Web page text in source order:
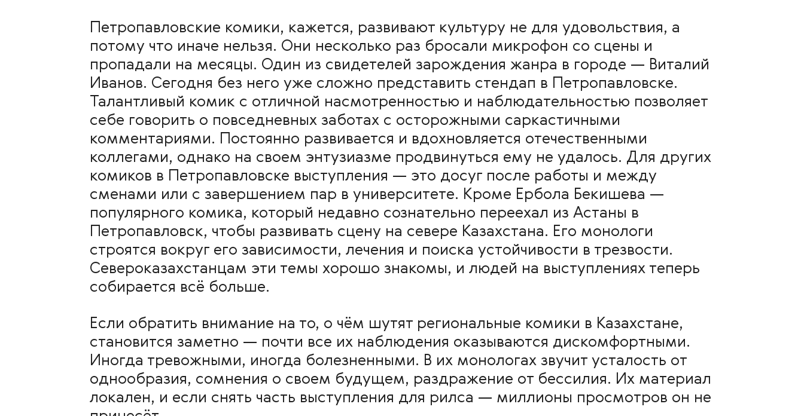
Петропавловские комики, кажется, развивают культуру не для удовольствия, а
потому что иначе нельзя. Они несколько раз бросали микрофон со сцены и
пропадали на месяцы. Один из свидетелей зарождения жанра в городе — Виталий
Иванов. Сегодня без него уже сложно представить стендап в Петропавловске.
Талантливый комик с отличной насмотренностью и наблюдательностью позволяет
себе говорить о повседневных заботах с осторожными саркастичными
комментариями. Постоянно развивается и вдохновляется отечественными
коллегами, однако на своем энтузиазме продвинуться ему не удалось. Для других
комиков в Петропавловске выступления — это досуг после работы и между
сменами или с завершением пар в университете. Кроме Ербола Бекишева —
популярного комика, который недавно сознательно переехал из Астаны в
Петропавловск, чтобы развивать сцену на севере Казахстана. Его монологи
строятся вокруг его зависимости, лечения и поиска устойчивости в трезвости.
Североказахстанцам эти темы хорошо знакомы, и людей на выступлениях теперь
собирается всё больше.
Если обратить внимание на то, о чём шутят региональные комики в Казахстане,
становится заметно — почти все их наблюдения оказываются дискомфортными.
Иногда тревожными, иногда болезненными. В их монологах звучит усталость от
однообразия, сомнения о своем будущем, раздражение от бессилия. Их материал
локален, и если снять часть выступления для рилса — миллионы просмотров он не